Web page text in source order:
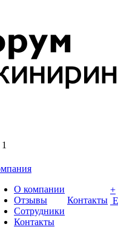
О компании
Отзывы
Сотрудники
Контакты
Контакты
+